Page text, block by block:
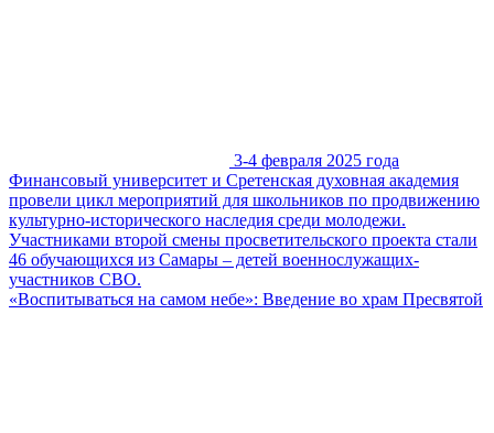
3-4 февраля 2025 года
Финансовый университет и Сретенская духовная академия
провели цикл мероприятий для школьников по продвижению
культурно-исторического наследия среди молодежи.
Участниками второй смены просветительского проекта стали
46 обучающихся из Самары – детей военнослужащих-
участников СВО.
«Воспитываться на самом небе»: Введение во храм Пресвятой